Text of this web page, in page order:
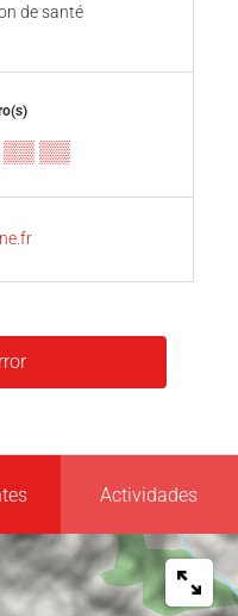
de santé
▒▒
Actividades